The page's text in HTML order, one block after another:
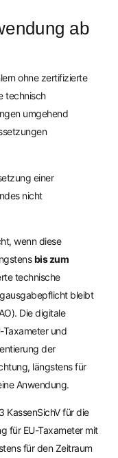
ab
ohne zertifizierte
technisch
umgehend
einer
nicht
wenn diese
bis zum
technische
bleibt
Die digitale
Taxameter und
der
längstens für
Anwendung.
KassenSichV für die
für EU-Taxameter mit
für den Zeitraum